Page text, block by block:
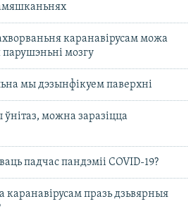
каранавірусам можа
парушэньні мозгу
мы дэзынфікуем паверхні
можна заразіцца
падчас пандэміі COVID-19?
каранавірусам празь дзьвярныя